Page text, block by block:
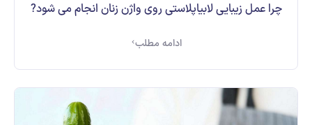
چرا عمل زیبایی لابیاپلاستی روی واژن زنان انجام می شود?
ادامه مطلب